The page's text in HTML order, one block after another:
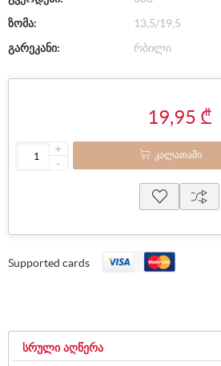
ზომა:
13,5/19,5
გარეკანი:
რბილი
19,95 ₾
+
-
ᲙᲐᲚᲐᲗᲐᲨᲘ
Supported cards
ᲡᲠᲣᲚᲘ ᲐᲦᲬᲔᲠᲐ